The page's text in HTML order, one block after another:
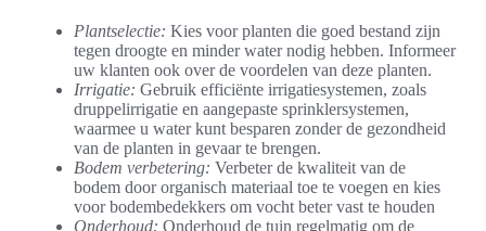
Plantselectie: Kies voor planten die goed bestand zijn
tegen droogte en minder water nodig hebben. Informeer
uw klanten ook over de voordelen van deze planten.
Irrigatie: Gebruik efficiënte irrigatiesystemen, zoals
druppelirrigatie en aangepaste sprinklersystemen,
waarmee u water kunt besparen zonder de gezondheid
van de planten in gevaar te brengen.
Bodem verbetering: Verbeter de kwaliteit van de
bodem door organisch materiaal toe te voegen en kies
voor bodembedekkers om vocht beter vast te houden
Onderhoud: Onderhoud de tuin regelmatig om de